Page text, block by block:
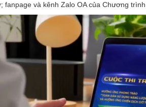
fanpage và kênh Zalo OA của Chương